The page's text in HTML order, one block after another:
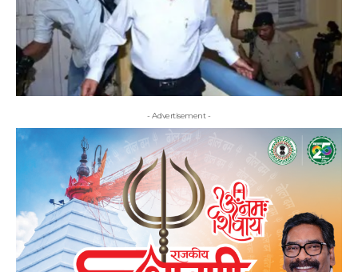
- Advertisement -